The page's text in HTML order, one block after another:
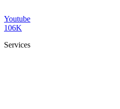
Youtube
106K
Services